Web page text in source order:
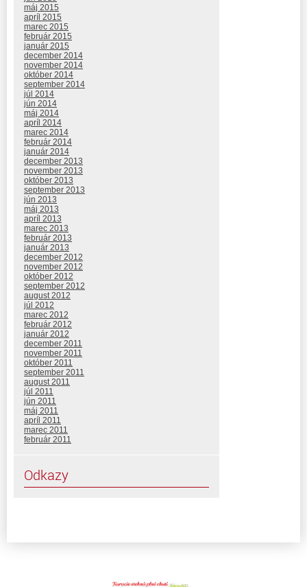
máj 2015
apríl 2015
marec 2015
február 2015
január 2015
december 2014
november 2014
október 2014
september 2014
júl 2014
jún 2014
máj 2014
apríl 2014
marec 2014
február 2014
január 2014
december 2013
november 2013
október 2013
september 2013
jún 2013
máj 2013
apríl 2013
marec 2013
február 2013
január 2013
december 2012
november 2012
október 2012
september 2012
august 2012
júl 2012
marec 2012
február 2012
január 2012
december 2011
november 2011
október 2011
september 2011
august 2011
júl 2011
jún 2011
máj 2011
apríl 2011
marec 2011
február 2011
Odkazy